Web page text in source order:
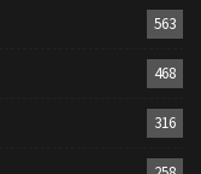
563
468
316